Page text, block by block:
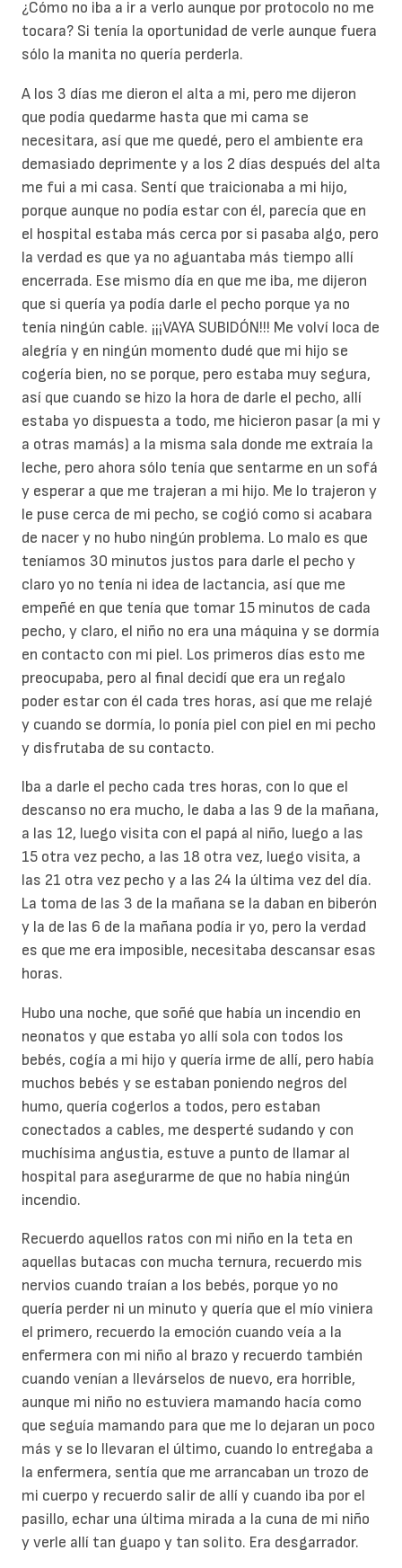
¿Cómo no iba a ir a verlo aunque por protocolo no me
tocara? Si tenía la oportunidad de verle aunque fuera
sólo la manita no quería perderla.
A los 3 días me dieron el alta a mi, pero me dijeron
que podía quedarme hasta que mi cama se
necesitara, así que me quedé, pero el ambiente era
demasiado deprimente y a los 2 días después del alta
me fui a mi casa. Sentí que traicionaba a mi hijo,
porque aunque no podía estar con él, parecía que en
el hospital estaba más cerca por si pasaba algo, pero
la verdad es que ya no aguantaba más tiempo allí
encerrada. Ese mismo día en que me iba, me dijeron
que si quería ya podía darle el pecho porque ya no
tenía ningún cable. ¡¡¡VAYA SUBIDÓN!!! Me volví loca de
alegría y en ningún momento dudé que mi hijo se
cogería bien, no se porque, pero estaba muy segura,
así que cuando se hizo la hora de darle el pecho, allí
estaba yo dispuesta a todo, me hicieron pasar (a mi y
a otras mamás) a la misma sala donde me extraía la
leche, pero ahora sólo tenía que sentarme en un sofá
y esperar a que me trajeran a mi hijo. Me lo trajeron y
le puse cerca de mi pecho, se cogió como si acabara
de nacer y no hubo ningún problema. Lo malo es que
teníamos 30 minutos justos para darle el pecho y
claro yo no tenía ni idea de lactancia, así que me
empeñé en que tenía que tomar 15 minutos de cada
pecho, y claro, el niño no era una máquina y se dormía
en contacto con mi piel. Los primeros días esto me
preocupaba, pero al final decidí que era un regalo
poder estar con él cada tres horas, así que me relajé
y cuando se dormía, lo ponía piel con piel en mi pecho
y disfrutaba de su contacto.
Iba a darle el pecho cada tres horas, con lo que el
descanso no era mucho, le daba a las 9 de la mañana,
a las 12, luego visita con el papá al niño, luego a las
15 otra vez pecho, a las 18 otra vez, luego visita, a
las 21 otra vez pecho y a las 24 la última vez del día.
La toma de las 3 de la mañana se la daban en biberón
y la de las 6 de la mañana podía ir yo, pero la verdad
es que me era imposible, necesitaba descansar esas
horas.
Hubo una noche, que soñé que había un incendio en
neonatos y que estaba yo allí sola con todos los
bebés, cogía a mi hijo y quería irme de allí, pero había
muchos bebés y se estaban poniendo negros del
humo, quería cogerlos a todos, pero estaban
conectados a cables, me desperté sudando y con
muchísima angustia, estuve a punto de llamar al
hospital para asegurarme de que no había ningún
incendio.
Recuerdo aquellos ratos con mi niño en la teta en
aquellas butacas con mucha ternura, recuerdo mis
nervios cuando traían a los bebés, porque yo no
quería perder ni un minuto y quería que el mío viniera
el primero, recuerdo la emoción cuando veía a la
enfermera con mi niño al brazo y recuerdo también
cuando venían a llevárselos de nuevo, era horrible,
aunque mi niño no estuviera mamando hacía como
que seguía mamando para que me lo dejaran un poco
más y se lo llevaran el último, cuando lo entregaba a
la enfermera, sentía que me arrancaban un trozo de
mi cuerpo y recuerdo salir de allí y cuando iba por el
pasillo, echar una última mirada a la cuna de mi niño
y verle allí tan guapo y tan solito. Era desgarrador.